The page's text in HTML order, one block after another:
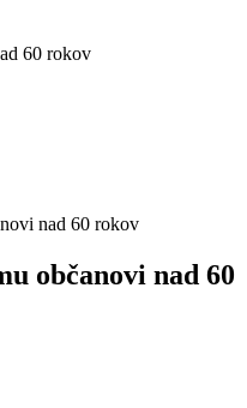
60 rokov
nad 60 rokov
občanovi nad 60